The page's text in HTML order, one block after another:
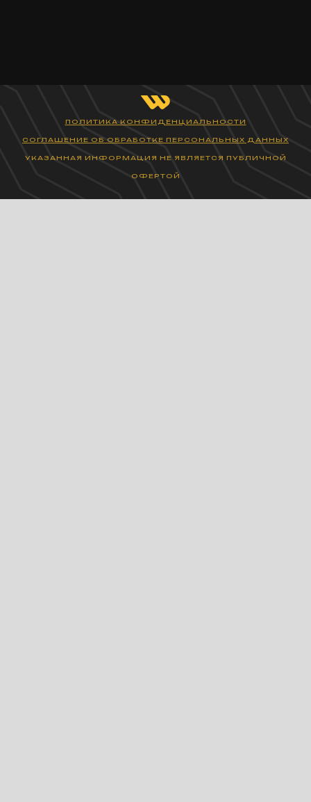
ПОЛИТИКА КОНФИДЕНЦИАЛЬНОСТИ
СОГЛАШЕНИЕ ОБ ОБРАБОТКЕ ПЕРСОНАЛЬНЫХ ДАННЫХ
УКАЗАННАЯ ИНФОРМАЦИЯ НЕ ЯВЛЯЕТСЯ ПУБЛИЧНОЙ
ОФЕРТОЙ